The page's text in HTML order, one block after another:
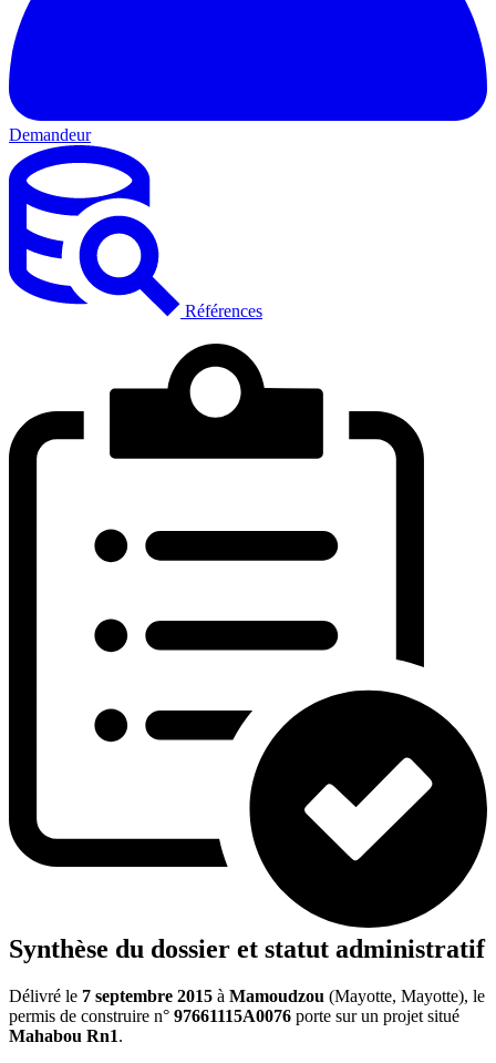
Demandeur
Références
Synthèse du dossier et statut administratif
Délivré le 7 septembre 2015 à Mamoudzou (Mayotte, Mayotte), le
permis de construire n° 97661115A0076 porte sur un projet situé
Mahabou Rn1.